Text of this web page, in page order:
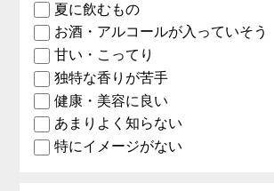
夏に飲むもの
お酒・アルコールが入っていそう
甘い・こってり
独特な香りが苦手
健康・美容に良い
あまりよく知らない
特にイメージがない